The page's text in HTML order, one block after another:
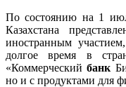
По состоянию на 1
Казахстана
иностранным
долгое время в
«Коммерческийбанк
но и с продуктами для